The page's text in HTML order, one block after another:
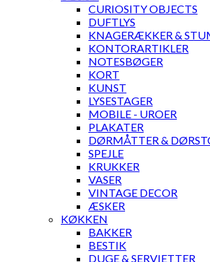
CURIOSITY OBJECTS
DUFTLYS
KNAGERÆKKER &
KONTORARTIKLER
NOTESBØGER
KORT
KUNST
LYSESTAGER
MOBILE - UROER
PLAKATER
DØRMÅTTER &
SPEJLE
KRUKKER
VASER
VINTAGE DECOR
ÆSKER
KØKKEN
BAKKER
BESTIK
DUGE & SERVIETTER